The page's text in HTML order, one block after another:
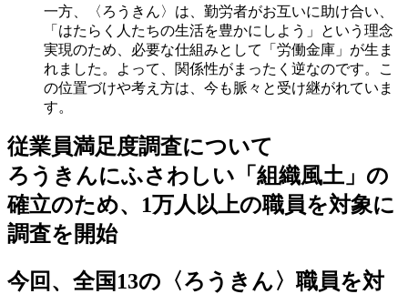
一方、〈ろうきん〉は、勤労者がお互いに助け合い、
「はたらく人たちの生活を豊かにしよう」という理念
実現のため、必要な仕組みとして「労働金庫」が生ま
れました。よって、関係性がまったく逆なのです。こ
の位置づけや考え方は、今も脈々と受け継がれていま
す。
従業員満足度調査について
ろうきんにふさわしい「組織風土」の
確立のため、1万人以上の職員を対象に
調査を開始
今回、全国13の〈ろうきん〉職員を対